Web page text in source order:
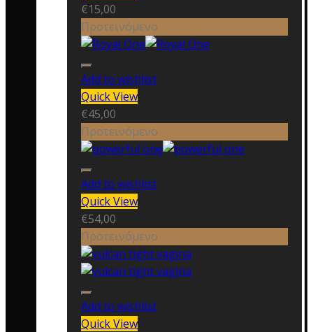
€15,00
Προτεινόμενο
Add to wishlist
Quick View
€45,00
Προτεινόμενο
Add to wishlist
Quick View
€54,00
Προτεινόμενο
Add to wishlist
Quick View